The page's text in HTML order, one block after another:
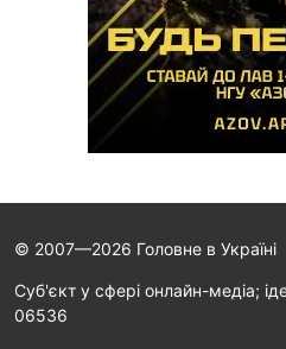
© 2007—2026 Головне в Україні
Cуб'єкт у сфері онлайн-медіа;
06536